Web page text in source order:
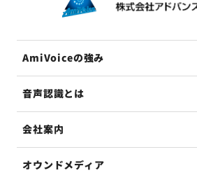
AmiVoiceの強み
音声認識とは
会社案内
オウンドメディア